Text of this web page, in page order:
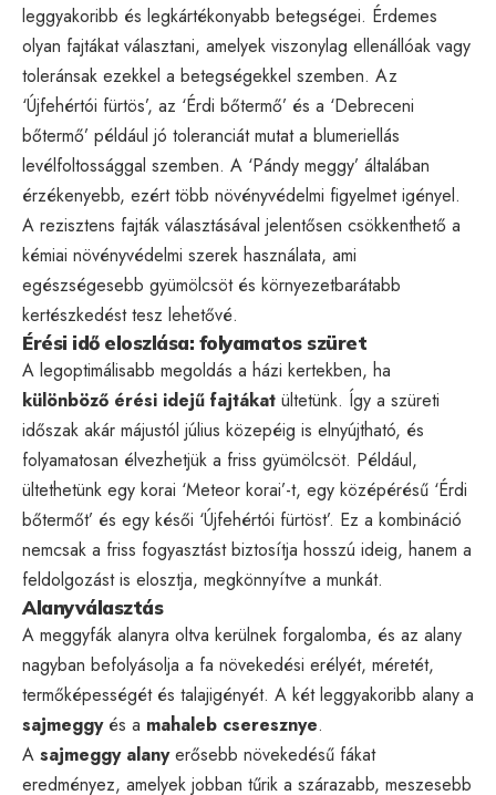
leggyakoribb és legkártékonyabb betegségei. Érdemes
olyan fajtákat választani, amelyek viszonylag ellenállóak vagy
toleránsak ezekkel a betegségekkel szemben. Az
‘Újfehértói fürtös’, az ‘Érdi bőtermő’ és a ‘Debreceni
bőtermő’ például jó toleranciát mutat a blumeriellás
levélfoltossággal szemben. A ‘Pándy meggy’ általában
érzékenyebb, ezért több növényvédelmi figyelmet igényel.
A rezisztens fajták választásával jelentősen csökkenthető a
kémiai növényvédelmi szerek használata, ami
egészségesebb gyümölcsöt és környezetbarátabb
kertészkedést tesz lehetővé.
Érési idő eloszlása: folyamatos szüret
A legoptimálisabb megoldás a házi kertekben, ha
különböző érési idejű fajtákat ültetünk. Így a szüreti
időszak akár májustól július közepéig is elnyújtható, és
folyamatosan élvezhetjük a friss gyümölcsöt. Például,
ültethetünk egy korai ‘Meteor korai’-t, egy középérésű ‘Érdi
bőtermőt’ és egy késői ‘Újfehértói fürtöst’. Ez a kombináció
nemcsak a friss fogyasztást biztosítja hosszú ideig, hanem a
feldolgozást is elosztja, megkönnyítve a munkát.
Alanyválasztás
A meggyfák alanyra oltva kerülnek forgalomba, és az alany
nagyban befolyásolja a fa növekedési erélyét, méretét,
termőképességét és talajigényét. A két leggyakoribb alany a
sajmeggyés a mahaleb cseresznye.
A sajmeggy alanyerősebb növekedésű fákat
eredményez, amelyek jobban tűrik a szárazabb, meszesebb